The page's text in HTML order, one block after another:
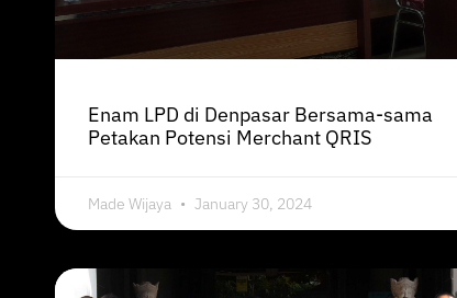
Enam LPD di Denpasar Bersama-sama
Petakan Potensi Merchant QRIS
Made Wijaya January 30, 2024